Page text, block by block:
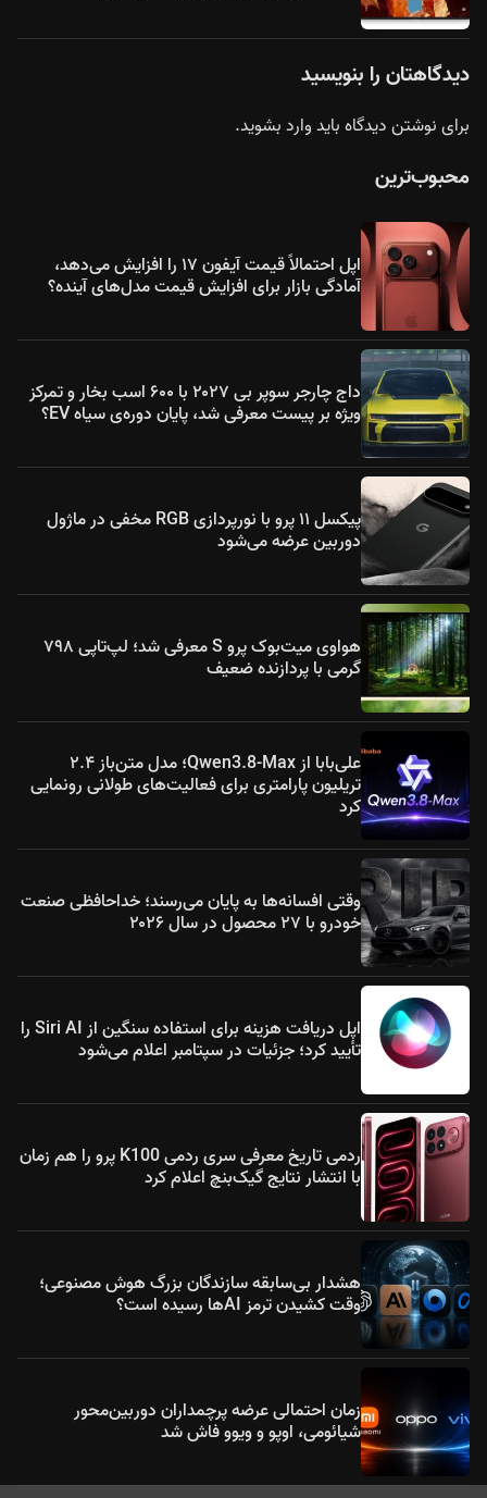
دیدگاهتان را بنویسید
برای نوشتن دیدگاه بایدوارد بشوید.
محبوب‌ترین
اپل احتمالاً قیمت آیفون ۱۷ را افزایش می‌دهد،
آمادگی بازار برای افزایش قیمت مدل‌های آینده؟
داج چارجر سوپر بی ۲۰۲۷ با ۶۰۰ اسب بخار و تمرکز
ویژه بر پیست معرفی شد، پایان دوره‌ی سیاه EV؟
پیکسل ۱۱ پرو با نورپردازی RGB مخفی در ماژول
دوربین عرضه می‌شود
هواوی میت‌بوک پرو S معرفی شد؛ لپ‌تاپی ۷۹۸
گرمی با پردازنده ضعیف
علی‌بابا از Qwen3.8-Max؛ مدل متن‌باز ۲.۴
تریلیون پارامتری برای فعالیت‌های طولانی رونمایی
کرد
وقتی افسانه‌ها به پایان می‌رسند؛ خداحافظی صنعت
خودرو با ۲۷ محصول در سال ۲۰۲۶
اپل دریافت هزینه برای استفاده سنگین از Siri AI را
تأیید کرد؛ جزئیات در سپتامبر اعلام می‌شود
ردمی تاریخ معرفی سری ردمی K100 پرو را هم زمان
با انتشار نتایج گیک‌بنچ اعلام کرد
هشدار بی‌سابقه سازندگان بزرگ هوش مصنوعی؛
وقت کشیدن ترمز AIها رسیده است؟
زمان احتمالی عرضه پرچمداران دوربین‌محور
شیائومی، اوپو و ویوو فاش شد